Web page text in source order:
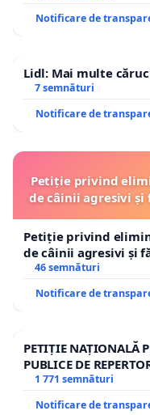
Notificare de
Lidl: Mai multe
7 semnături
Notificare de
Petiție privind
de câinii agresivi și
Petiție privind
de câinii agresivi și
46 semnături
Notificare de
PETIȚIE NAȚIONALĂ
PUBLICE DE
1 771 semnături
Notificare de